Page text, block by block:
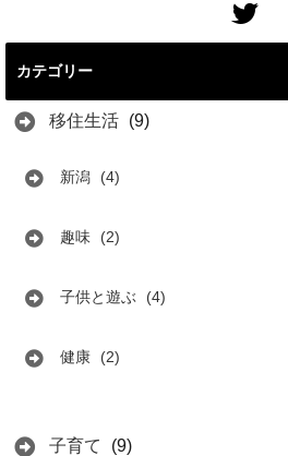
カテゴリー
移住生活 (9)
新潟 (4)
趣味 (2)
子供と遊ぶ (4)
健康 (2)
子育て (9)